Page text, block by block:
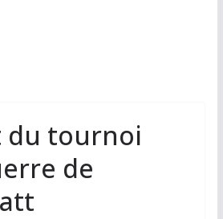
du tournoi
de